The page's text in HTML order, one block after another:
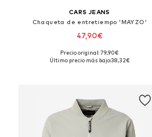
CARS JEANS
Chaqueta de entretiempo 'MAYZO'
47,90€
Tallas disponibles: S, M, L
Precio original: 79,90€
Último precio más bajo:38,32€